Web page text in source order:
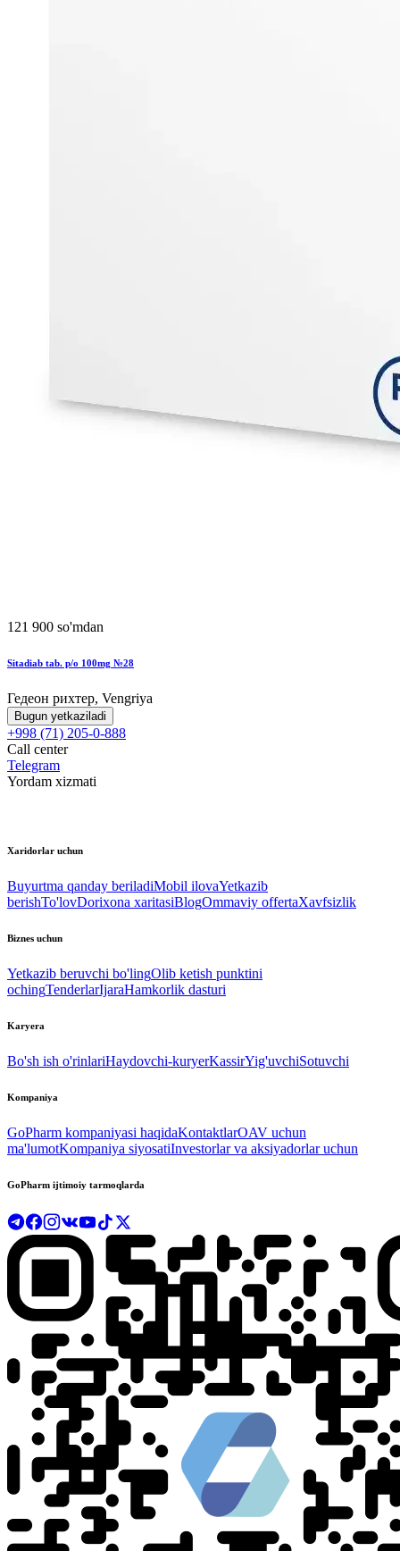
121 900 so'mdan
Sitadiab tab. p/o 100mg №28
Гедеон рихтер, Vengriya
Bugun yetkaziladi
+998 (71) 205-0-888
Call center
Telegram
Yordam xizmati
Xaridorlar uchun
Buyurtma qanday beriladiMobil ilovaYetkazib
berishTo'lovDorixona xaritasiBlogOmmaviy offertaXavfsizlik
Biznes uchun
Yetkazib beruvchi bo'lingOlib ketish punktini
ochingTenderlarIjaraHamkorlik dasturi
Karyera
Bo'sh ish o'rinlariHaydovchi-kuryerKassirYig'uvchiSotuvchi
Kompaniya
GoPharm kompaniyasi haqidaKontaktlarOAV uchun
ma'lumotKompaniya siyosatiInvestorlar va aksiyadorlar uchun
GoPharm ijtimoiy tarmoqlarda